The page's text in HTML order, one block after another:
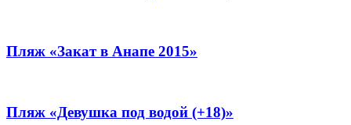
Пляж «Закат в Анапе 2015»
Пляж «Девушка под водой (+18)»